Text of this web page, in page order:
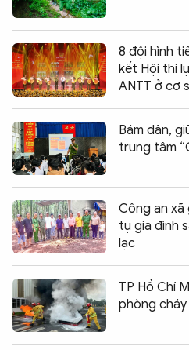
8 đội hình
kết Hội thi
ANTT ở cơ
Bám dân,
trung tâm
Công an xã
tụ gia đình
lạc
TP Hồ Chí
phòng